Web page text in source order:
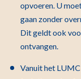
opvoeren. U
gaan zonder
Dit geldt ook
ontvangen.
Vanuit het